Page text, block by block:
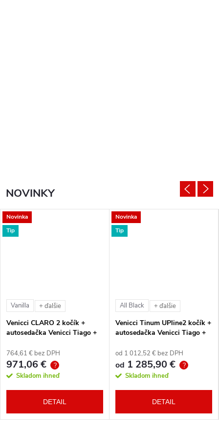
NOVINKY
Novinka
Tip
Vanilla + ďalšie
Venicci CLARO 2 kočík +
autosedačka Venicci Tiago +
764,61 € bez DPH
971,06 € ?
Skladom ihneď
DETAIL
Novinka
Tip
All Black + ďalšie
Venicci Tinum UPline2 kočík +
autosedačka Venicci Tiago +
od 1 012,52 € bez DPH
od 1 285,90 € ?
Skladom ihneď
DETAIL